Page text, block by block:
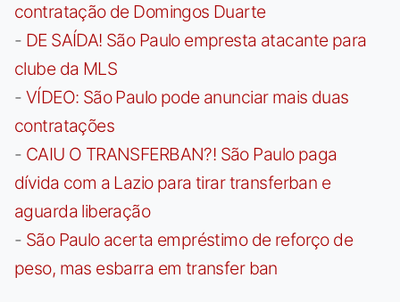
contratação de Domingos Duarte
- DE SAÍDA! São Paulo empresta atacante para
clube da MLS
- VÍDEO: São Paulo pode anunciar mais duas
contratações
- CAIU O TRANSFERBAN?! São Paulo paga
dívida com a Lazio para tirar transferban e
aguarda liberação
- São Paulo acerta empréstimo de reforço de
peso, mas esbarra em transfer ban